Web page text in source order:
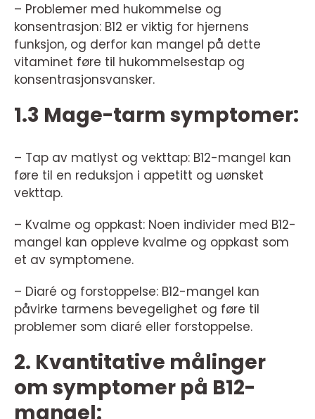
– Problemer med hukommelse og
konsentrasjon: B12 er viktig for hjernens
funksjon, og derfor kan mangel på dette
vitaminet føre til hukommelsestap og
konsentrasjonsvansker.
1.3 Mage-tarm symptomer:
– Tap av matlyst og vekttap: B12-mangel kan
føre til en reduksjon i appetitt og uønsket
vekttap.
– Kvalme og oppkast: Noen individer med B12-
mangel kan oppleve kvalme og oppkast som
et av symptomene.
– Diaré og forstoppelse: B12-mangel kan
påvirke tarmens bevegelighet og føre til
problemer som diaré eller forstoppelse.
2. Kvantitative målinger
om symptomer på B12-
mangel: